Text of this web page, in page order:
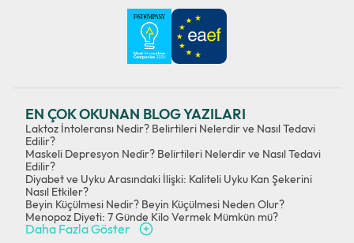
EN ÇOK OKUNAN BLOG YAZILARI
Laktoz İntoleransı Nedir? Belirtileri Nelerdir ve Nasıl Tedavi
Edilir?
Maskeli Depresyon Nedir? Belirtileri Nelerdir ve Nasıl Tedavi
Edilir?
Diyabet ve Uyku Arasındaki İlişki: Kaliteli Uyku Kan Şekerini
Nasıl Etkiler?
Beyin Küçülmesi Nedir? Beyin Küçülmesi Neden Olur?
Menopoz Diyeti: 7 Günde Kilo Vermek Mümkün mü?
Daha Fazla Göster